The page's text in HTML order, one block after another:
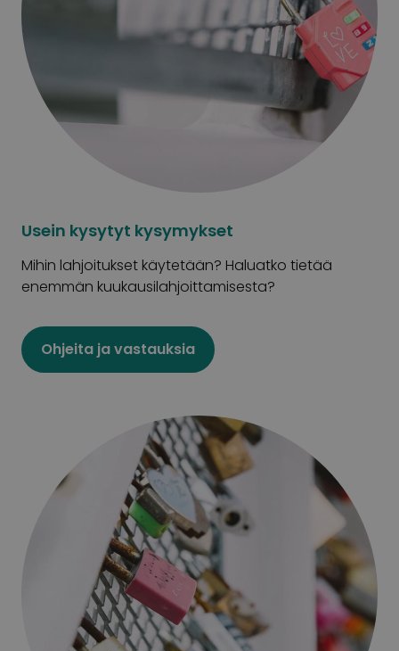
Usein kysytyt kysymykset
Mihin lahjoitukset käytetään? Haluatko tietää
enemmän kuukausilahjoittamisesta?
Ohjeita ja vastauksia